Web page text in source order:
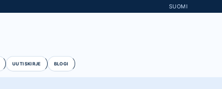
SUOMI
UUTISKIRJE BLOGI